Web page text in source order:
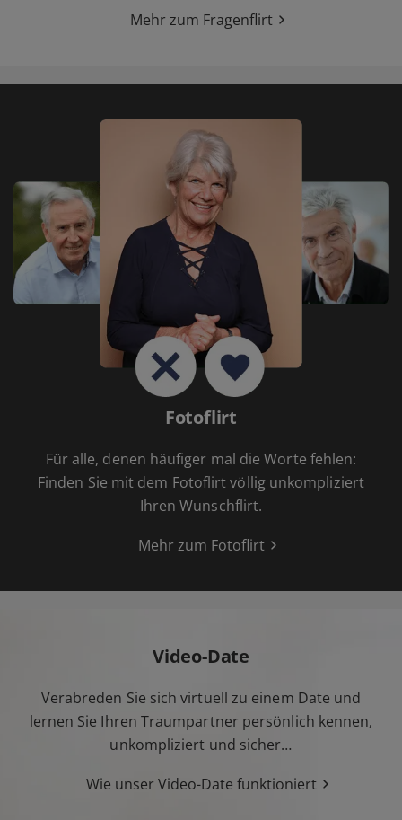
Mehr zum Fragenflirt
Fotoflirt
Für alle, denen häufiger mal die Worte fehlen:
Finden Sie mit dem Fotoflirt völlig unkompliziert
Ihren Wunschflirt.
Mehr zum Fotoflirt
Video-Date
Verabreden Sie sich virtuell zu einem Date und
lernen Sie Ihren Traumpartner persönlich kennen,
unkompliziert und sicher…
Wie unser Video-Date funktioniert